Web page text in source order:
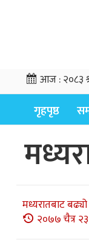
आज :२०८३
गृहपृष्ठ
मध्यरातबाट
२०७७ चैत्र